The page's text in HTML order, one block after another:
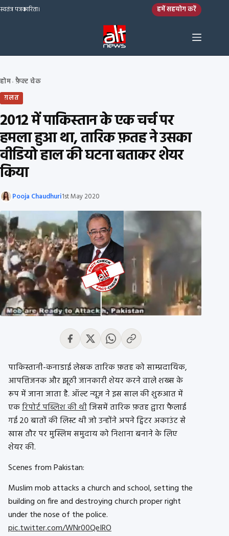
Skip to content
स्वतंत्र पत्रकारिता। हमें सहयोग करें
होम› फ़ैक्ट चेक
ग़लत
2012 में पाकिस्तान के एक चर्च पर
हमला हुआ था, तारिक फ़तह ने उसका
वीडियो हाल की घटना बताकर शेयर
किया
Pooja Chaudhuri1st May 2020
पाकिस्तानी-कनाडाई लेखक तारिक फ़तह को साम्प्रदायिक,
आपत्तिजनक और झूठी जानकारी शेयर करने वाले शख्स के
रूप में जाना जाता है. ऑल्ट न्यूज़ ने इस साल की शुरुआत में
एकरिपोर्ट पब्लिश की थीजिसमें तारिक फ़तह द्वारा फैलाई
गई 20 बातों की लिस्ट थी जो उन्होंने अपने ट्विटर अकाउंट से
खास तौर पर मुस्लिम समुदाय को निशाना बनाने के लिए
शेयर की.
Scenes from Pakistan:
Muslim mob attacks a church and school, setting the
building on fire and destroying church proper right
under the nose of the police.
pic.twitter.com/WNr00QeIRO